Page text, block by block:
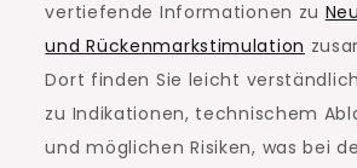
vertiefende Informationen zu
und Rückenmarkstimulation
Dort finden Sie leicht
zu Indikationen, technischem
und möglichen Risiken, was bei